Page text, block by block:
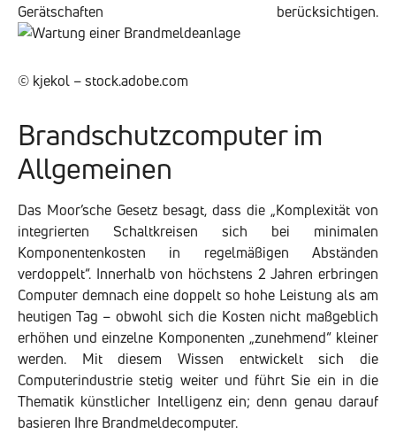
Gerätschaften berücksichtigen.
© kjekol – stock.adobe.com
Brandschutzcomputer im
Allgemeinen
Das Moor’sche Gesetz besagt, dass die „Komplexität von
integrierten Schaltkreisen sich bei minimalen
Komponentenkosten in regelmäßigen Abständen
verdoppelt“. Innerhalb von höchstens 2 Jahren erbringen
Computer demnach eine doppelt so hohe Leistung als am
heutigen Tag – obwohl sich die Kosten nicht maßgeblich
erhöhen und einzelne Komponenten „zunehmend“ kleiner
werden. Mit diesem Wissen entwickelt sich die
Computerindustrie stetig weiter und führt Sie ein in die
Thematik künstlicher Intelligenz ein; denn genau darauf
basieren Ihre Brandmeldecomputer.